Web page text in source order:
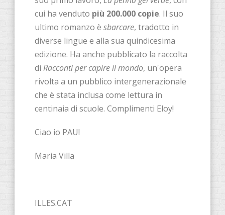
cui ha venduto più 200.000 copie. Il suo
ultimo romanzo è sbarcare, tradotto in
diverse lingue e alla sua quindicesima
edizione. Ha anche pubblicato la raccolta
di Racconti per capire il mondo, un'opera
rivolta a un pubblico intergenerazionale
che è stata inclusa come lettura in
centinaia di scuole. Complimenti Eloy!
Ciao io PAU!
Maria Villa
ILLES.CAT